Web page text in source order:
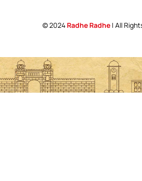
© 2024 Radhe Radhe | All